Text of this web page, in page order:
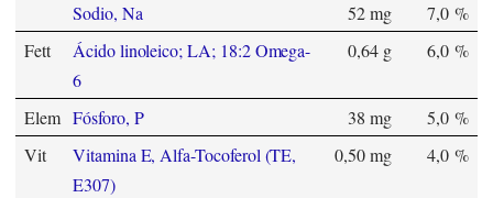
Sodio, Na
52 mg
7,0 %
Fett
Ácido linoleico; LA; 18:2 Omega-
6
0,64 g 6,0 %
Elem Fósforo, P 38 mg
5,0 %
Vit
Vitamina E, Alfa-Tocoferol (TE,
E307)
0,50 mg 4,0 %